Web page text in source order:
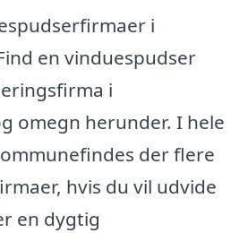
i
en vinduespudser
i
omegn herunder. I hele
der flere
hvis du vil udvide
en dygtig